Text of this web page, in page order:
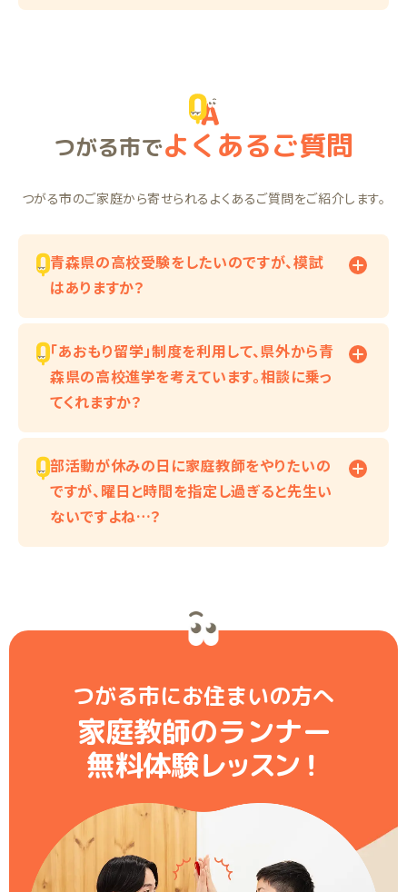
つがる市でよくあるご質問
つがる市のご家庭から寄せられるよくあるご質問をご紹介します。
青森県の高校受験をしたいのですが、模試
はありますか？
「あおもり留学」制度を利用して、県外から青
森県の高校進学を考えています。相談に乗っ
てくれますか？
部活動が休みの日に家庭教師をやりたいの
ですが、曜日と時間を指定し過ぎると先生い
ないですよね…？
つがる市にお住まいの方へ
家庭教師のランナー
無料体験レッスン！